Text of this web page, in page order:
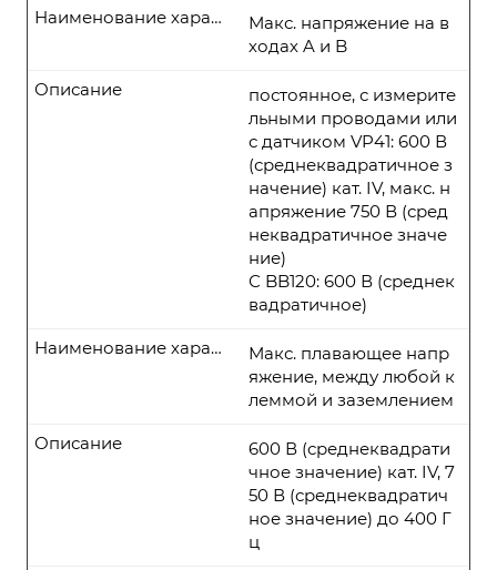
Макс. напряжение на в
ходах A и B
Наименование характеристики
постоянное, с измерите
льными проводами или
с датчиком VP41: 600 В
(среднеквадратичное з
начение) кат. IV, макс. н
апряжение 750 В (сред
неквадратичное значе
ние)
С BB120: 600 В (среднек
вадратичное)
Описание
Макс. плавающее напр
яжение, между любой к
леммой и заземлением
Наименование характеристики
600 В (среднеквадрати
чное значение) кат. IV, 7
50 В (среднеквадратич
ное значение) до 400 Г
ц
Описание